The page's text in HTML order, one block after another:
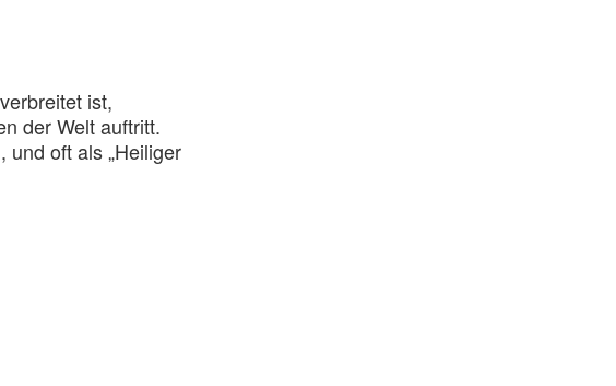
ist,
der Welt auftritt.
und oft als „Heiliger